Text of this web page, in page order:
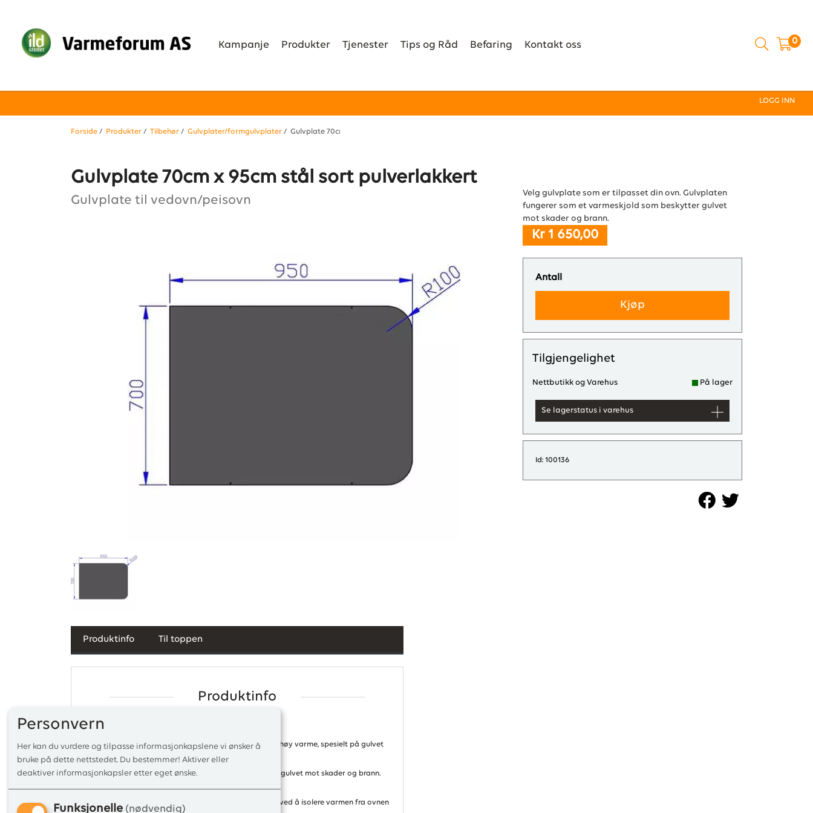
Kampanje Produkter Tjenester Tips og Råd Befaring Kontakt oss 0
LOGG INN
Forside / Produkter / Tilbehør / Gulvplater/formgulvplater / Gulvplate 70cm x 95cm stål sort pulverlakkert
Gulvplate 70cm x 95cm stål sort pulverlakkert
Gulvplate til vedovn/peisovn
Velg gulvplate som er tilpasset din ovn. Gulvplaten
fungerer som et varmeskjold som beskytter gulvet
mot skader og brann.
Kr 1 650,00
Antall
Kjøp
Tilgjengelighet
Nettbutikk og Varehus På lager
Se lagerstatus i varehus
Id: 100136
Produktinfo Til toppen
Produktinfo
1. Beskyttelse mot varme: Vedovner kan produsere svært høy varme, spesielt på gulvet
under ovnen.
En gulvplate fungerer som et varmeskjold som beskytter gulvet mot skader og brann.
2. Brannsikkerhet: Gulvplaten reduserer risikoen for brann ved å isolere varmen fra ovnen
Personvern
Her kan du vurdere og tilpasse informasjonkapslene vi ønsker å
bruke på dette nettstedet. Du bestemmer! Aktiver eller
deaktiver informasjonkapsler etter eget ønske.
Funksjonelle (nødvendig)